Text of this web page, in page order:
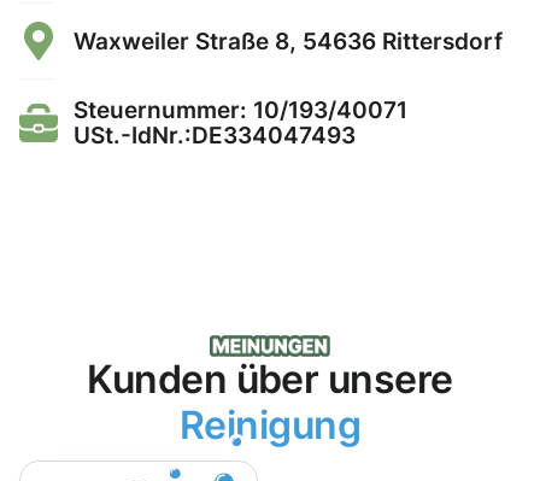
Waxweiler Straße 8, 54636 Rittersdorf
Steuernummer: 10/193/40071
USt.-IdNr.:DE334047493
Kunden über unsere
Reinigung